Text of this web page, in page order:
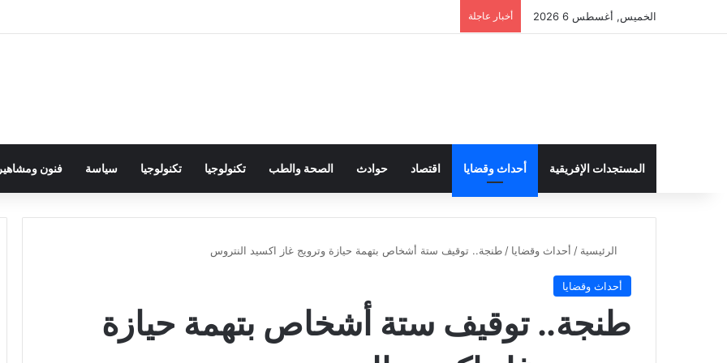
الخميس, أغسطس 6 2026 أخبار عاجلة
المستجدات الإفريقية أحداث وقضايا اقتصاد حوادث الصحة والطب تكنولوجيا تكنولوجيا سياسة فنون ومشاهير
الرئيسية / أحداث وقضايا /طنجة.. توقيف ستة أشخاص بتهمة حيازة وترويج غاز اكسيد النتروس
أحداث وقضايا
طنجة.. توقيف ستة أشخاص بتهمة حيازة